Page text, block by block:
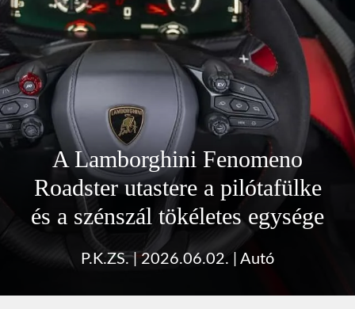
A Lamborghini Fenomeno
Roadster utastere a pilótafülke
és a szénszál tökéletes egysége
P.K.ZS.|2026.06.02. Autó